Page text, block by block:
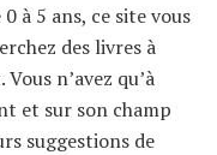
à 5 ans, ce site vous
des livres à
n’avez qu’à
et sur son champ
suggestions de